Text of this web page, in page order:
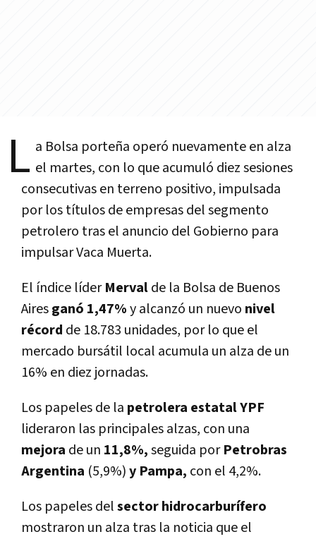
L a Bolsa porteña operó nuevamente en alza
el martes, con lo que acumuló diez sesiones
consecutivas en terreno positivo, impulsada
por los títulos de empresas del segmento
petrolero tras el anuncio del Gobierno para
impulsar Vaca Muerta.
El índice líderMervalde la Bolsa de Buenos
Airesganó 1,47%y alcanzó un nuevo nivel
récord de 18.783 unidades, por lo que el
mercado bursátil local acumula un alza de un
16% en diez jornadas.
Los papeles de la petrolera estatal YPF
lideraron las principales alzas, con una
mejora de un 11,8%,seguida porPetrobras
Argentina (5,9%)y Pampa, con el 4,2%.
Los papeles delsector hidrocarburífero
mostraron un alza tras la noticia que el